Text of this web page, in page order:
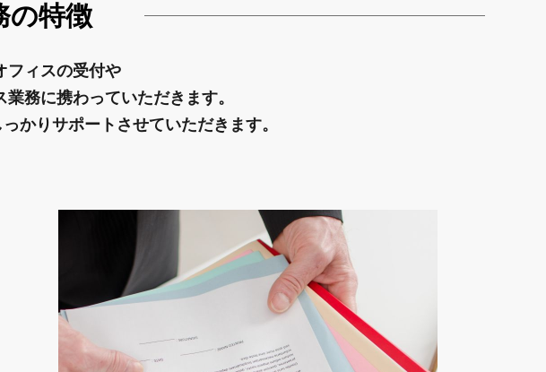
の特徴
フィスの受付や
務に携わっていただきます。
かりサポートさせていただきます。